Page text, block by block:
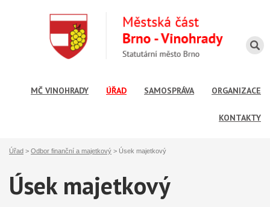
MČ VINOHRADY ÚŘAD SAMOSPRÁVA ORGANIZACE
KONTAKTY
Úřad > Odbor finanční a majetkový > Úsek majetkový
Úsek majetkový